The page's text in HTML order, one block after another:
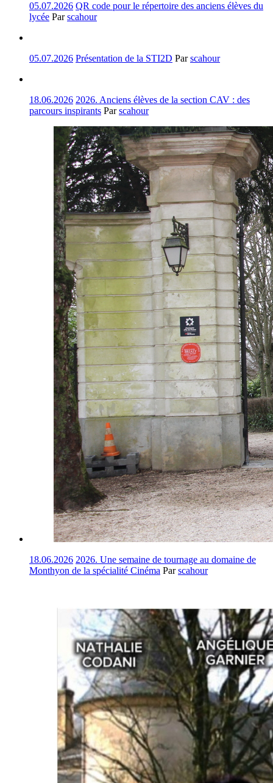
05.07.2026 QR code pour le répertoire des anciens élèves du
lycée Parscahour
05.07.2026 Présentation de la STI2D Parscahour
18.06.2026 2026. Anciens élèves de la section CAV : des
parcours inspirants Parscahour
18.06.2026 2026. Une semaine de tournage au domaine de
Monthyon de la spécialité Cinéma Parscahour